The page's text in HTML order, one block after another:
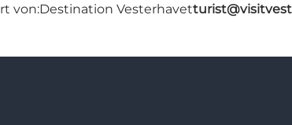
von:Destination Vesterhavet